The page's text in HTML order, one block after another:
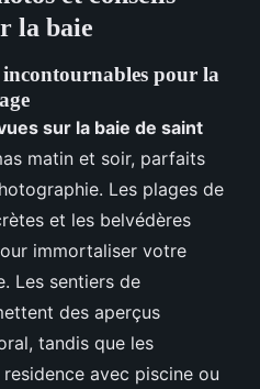
la baie
pour la
sur la baie de saint
matin et soir, parfaits
Les plages de
et les belvédères
immortaliser votre
Les sentiers de
des aperçus
tandis que les
avec piscine ou